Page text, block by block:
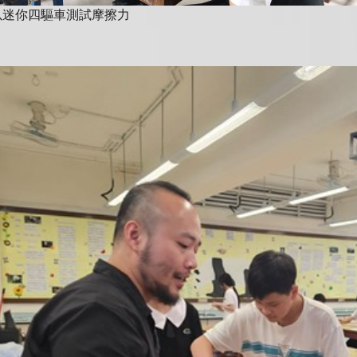
你四驅車測試摩擦力